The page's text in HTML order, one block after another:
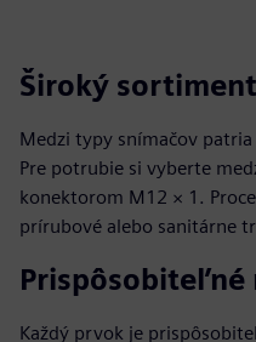
Široký
Medzi typy snímačov patria
Pre potrubie si vyberte
konektorom M12 × 1.
prírubové alebo sanitárne
Prispôsobiteľné
Každý prvok je